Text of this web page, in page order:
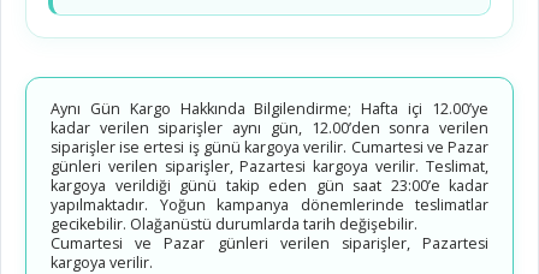
Aynı Gün Kargo Hakkında Bilgilendirme; Hafta içi 12.00’ye
kadar verilen siparişler aynı gün, 12.00’den sonra verilen
siparişler ise ertesi iş günü kargoya verilir. Cumartesi ve Pazar
günleri verilen siparişler, Pazartesi kargoya verilir. Teslimat,
kargoya verildiği günü takip eden gün saat 23:00’e kadar
yapılmaktadır. Yoğun kampanya dönemlerinde teslimatlar
gecikebilir. Olağanüstü durumlarda tarih değişebilir.
Cumartesi ve Pazar günleri verilen siparişler, Pazartesi
kargoya verilir.